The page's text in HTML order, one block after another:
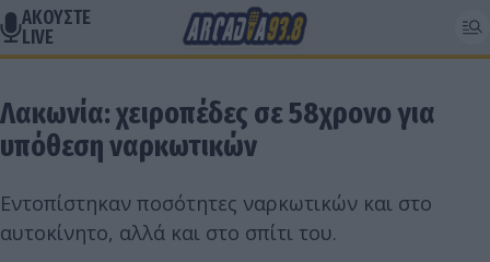
ΑΚΟΥΣΤΕ
LIVE
Λακωνία: χειροπέδες σε 58χρονο για
υπόθεση ναρκωτικών
Εντοπίστηκαν ποσότητες ναρκωτικών και στο
αυτοκίνητο, αλλά και στο σπίτι του.